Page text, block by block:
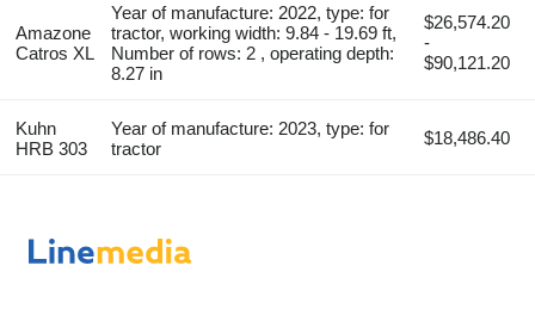
Amazone
Catros XL
Year of manufacture: 2022, type: for
tractor, working width: 9.84 - 19.69 ft,
Number of rows: 2 , operating depth:
8.27 in
$26,574.20
-
$90,121.20
Kuhn
HRB 303
Year of manufacture: 2023, type: for
tractor
$18,486.40